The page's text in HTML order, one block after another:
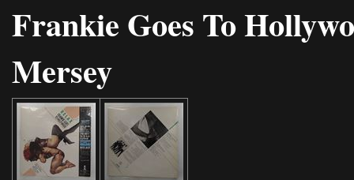
Frankie Goes To
Mersey